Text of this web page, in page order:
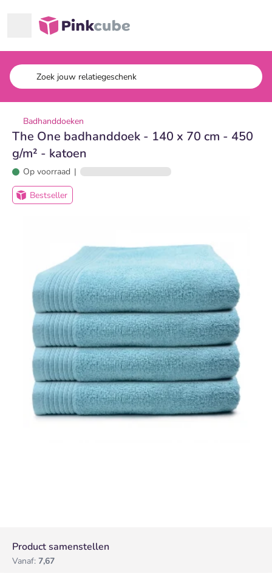
Pinkcube
Badhanddoeken
The One badhanddoek - 140 x 70 cm - 450
g/m² - katoen
Op voorraad |
Bestseller
Product samenstellen
Vanaf: 7,67